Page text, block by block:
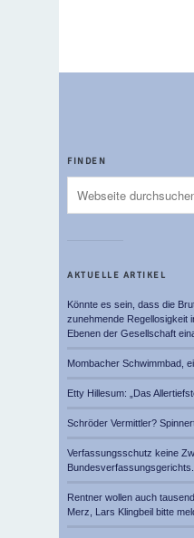
FINDEN
AKTUELLE ARTIKEL
Könnte es sein, dass die
zunehmende Regellosigkeit
Ebenen der Gesellschaft
Mombacher Schwimmbad,
Etty Hillesum: „Das
Schröder Vermittler?
Verfassungsschutz keine
Rentner wollen auch
Merz, Lars Klingbeil bitte